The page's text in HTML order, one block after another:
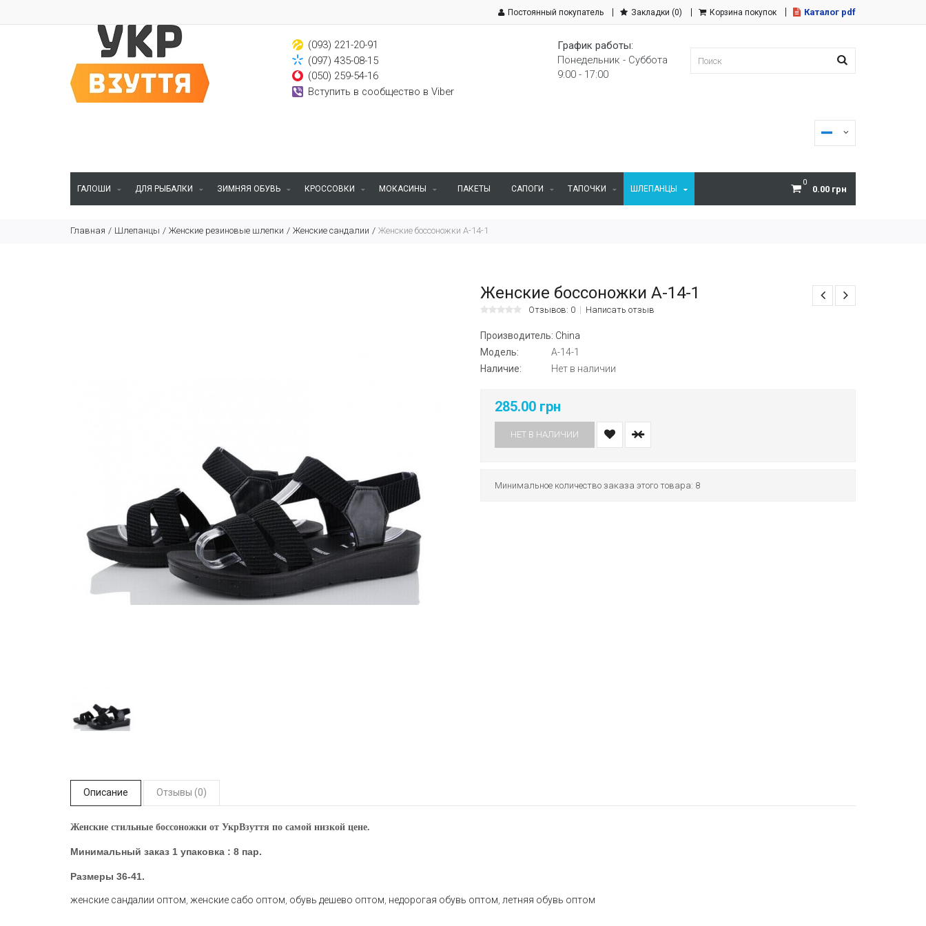
Постоянный покупатель Закладки (0) Корзина покупок Каталог pdf
(093) 221-20-91
(097) 435-08-15
(050) 259-54-16
Вступить в сообщество в Viber
График работы:
Понедельник - Суббота
9:00 - 17:00
0
0.00 грн
ГАЛОШИ ДЛЯ РЫБАЛКИ ЗИМНЯЯ ОБУВЬ КРОССОВКИ МОКАСИНЫ ПАКЕТЫ САПОГИ ТАПОЧКИ ШЛЕПАНЦЫ
Главная Шлепанцы Женские резиновые шлепки Женские сандалии Женские боссоножки A-14-1
Женские боссоножки A-14-1
Отзывов: 0 Написать отзыв
Производитель: China
Модель:
A-14-1
Наличие:
Нет в наличии
285.00 грн
НЕТ В НАЛИЧИИ
Минимальное количество заказа этого товара: 8
Описание Отзывы (0)
Женские стильные боссоножки от УкрВзуття по самой низкой цене.
Минимальный заказ 1 упаковка : 8 пар.
Размеры 36-41.
женские сандалии оптом женские сабо оптом обувь дешево оптом недорогая обувь оптом летняя обувь оптом